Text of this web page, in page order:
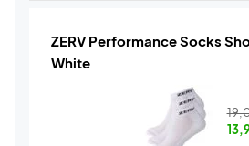
ZERV Performance Socks
White